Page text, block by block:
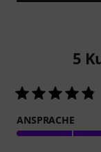
5
ANSPRACHE